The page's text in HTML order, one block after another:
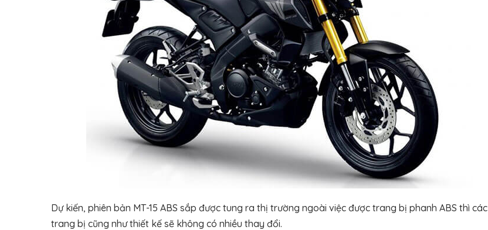
Dự kiến, phiên bản MT-15 ABS sắp được tung ra thị trường ngoài việc được trang bị phanh ABS thì các
trang bị cũng như thiết kế sẽ không có nhiều thay đổi.